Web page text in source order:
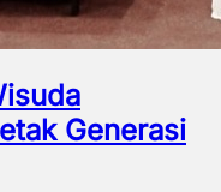
Generasi